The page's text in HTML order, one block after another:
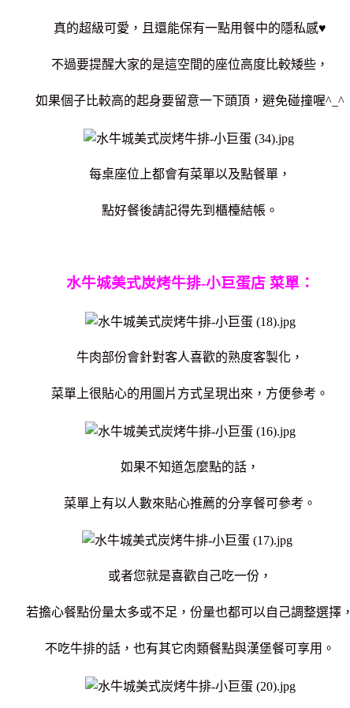
真的超級可愛，且還能保有一點用餐中的隱私感♥
不過要提醒大家的是這空間的座位高度比較矮些，
如果個子比較高的起身要留意一下頭頂，避免碰撞喔^_^
每桌座位上都會有菜單以及點餐單，
點好餐後請記得先到櫃檯結帳。
水牛城美式炭烤牛排-小巨蛋店 菜單：
牛肉部份會針對客人喜歡的熟度客製化，
菜單上很貼心的用圖片方式呈現出來，方便參考。
如果不知道怎麼點的話，
菜單上有以人數來貼心推薦的分享餐可參考。
或者您就是喜歡自己吃一份，
若擔心餐點份量太多或不足，份量也都可以自己調整選擇，
不吃牛排的話，也有其它肉類餐點與漢堡餐可享用。